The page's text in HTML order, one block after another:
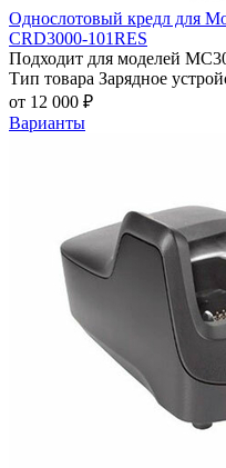
Однослотовый кредл для
СRD3000-101RES
Подходит для моделей
Тип товара Зарядное
от 12 000 ₽
Варианты